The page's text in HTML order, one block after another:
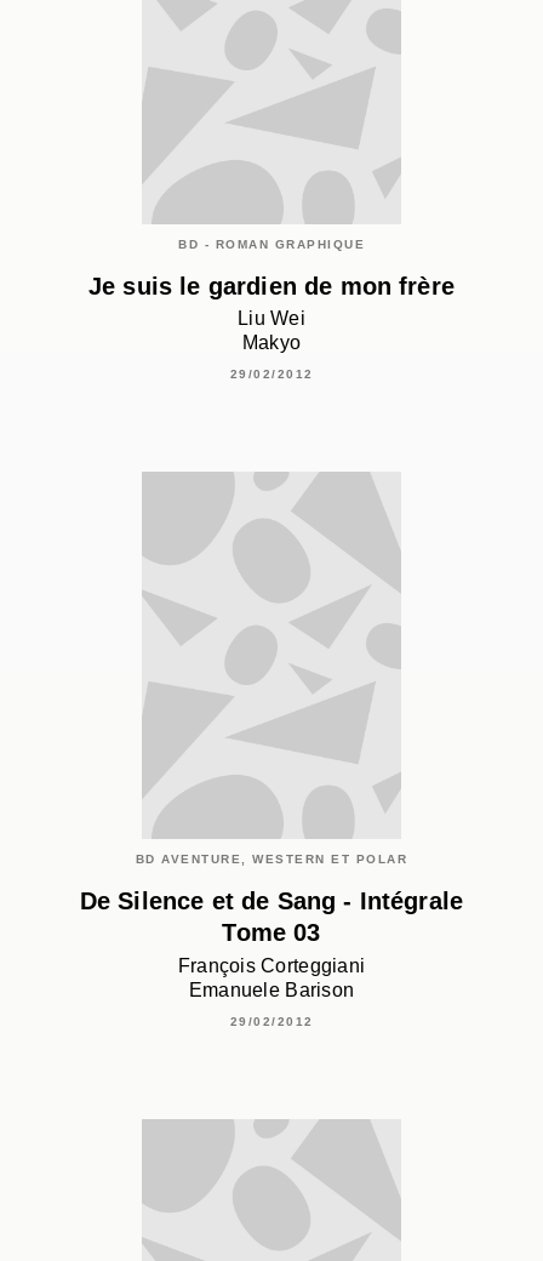
BD - ROMAN GRAPHIQUE
Je suis le gardien de mon frère
Liu Wei
Makyo
29/02/2012
BD AVENTURE, WESTERN ET POLAR
De Silence et de Sang - Intégrale
Tome 03
François Corteggiani
Emanuele Barison
29/02/2012